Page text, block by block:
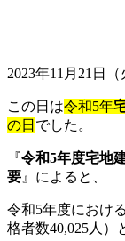
2023年11月21日（
この日は令和5年
の日 でした。
『令和5年度宅地
要 』 によると、
令和5年度におけ
格者数40,025人）